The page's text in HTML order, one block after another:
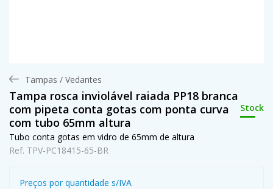
Tampas / Vedantes
Tampa rosca inviolável raiada PP18 branca
com pipeta conta gotas com ponta curva
com tubo 65mm altura
Stock
Tubo conta gotas em vidro de 65mm de altura
Ref. TPV-PC18415-65-BR
Preços por quantidade s/IVA